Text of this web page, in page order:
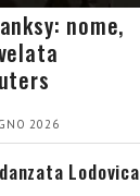
nome,
2026
Lodovica